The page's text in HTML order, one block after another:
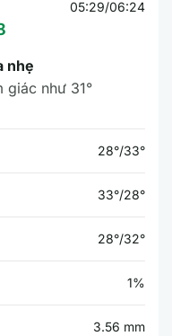
05:29/06:24
nhẹ
giác như 31°
28°/33°
33°/28°
28°/32°
1%
3.56 mm